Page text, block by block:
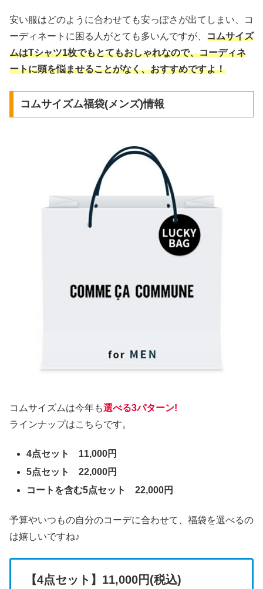
安い服はどのように合わせても安っぽさが出てしまい、コ
ーディネートに困る人がとても多いんですが、 コムサイズ
ムはTシャツ1枚でもとてもおしゃれなので、コーディネ
ートに頭を悩ませることがなく、おすすめですよ！
コムサイズム福袋(メンズ)情報
コムサイズムは今年も選べる3パターン!
ラインナップはこちらです。
4点セット 11,000円
5点セット 22,000円
コートを含む5点セット 22,000円
予算やいつもの自分のコーデに合わせて、福袋を選べるの
は嬉しいですね♪
【4点セット】11,000円(税込)